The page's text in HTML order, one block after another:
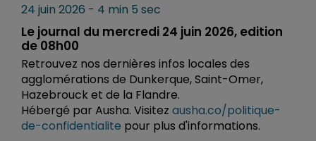
24 juin 2026 - 4 min 5 sec
Le journal du mercredi 24 juin 2026, edition
de 08h00
Retrouvez nos dernières infos locales des
agglomérations de Dunkerque, Saint-Omer,
Hazebrouck et de la Flandre.
Hébergé par Ausha. Visitez ausha.co/politique-
de-confidentialite pour plus d'informations.